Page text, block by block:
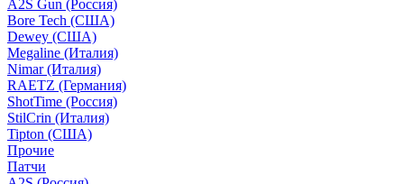
A2S Gun (Россия)
Bore Tech (США)
Dewey (США)
Megaline (Италия)
Nimar (Италия)
RAETZ (Германия)
ShotTime (Россия)
StilCrin (Италия)
Tipton (США)
Прочие
Патчи